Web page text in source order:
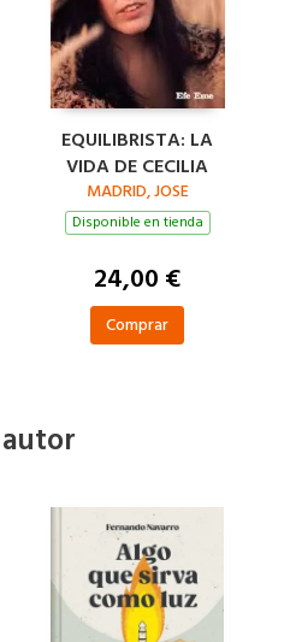
EQUILIBRISTA: LA
VIDA DE CECILIA
MADRID, JOSE
Disponible en tienda
24,00 €
Comprar